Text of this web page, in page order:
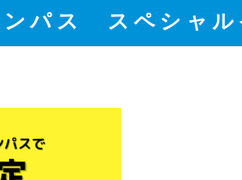
ンパス スペシャ